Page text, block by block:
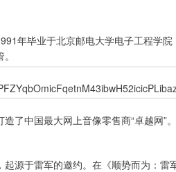
年毕业于北京邮电大学电子工程学院
中国最大网上音像零售商“卓越网”
于雷军的邀约。在《顺势而为：雷